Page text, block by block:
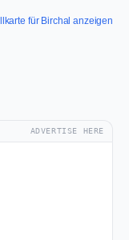
für Birchal anzeigen
ADVERTISE HERE